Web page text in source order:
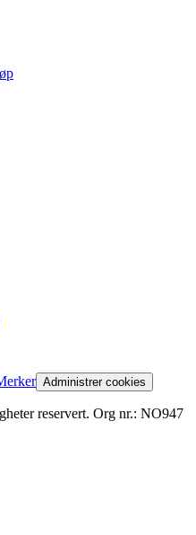
Administrer cookies
reservert. Org nr.: NO947